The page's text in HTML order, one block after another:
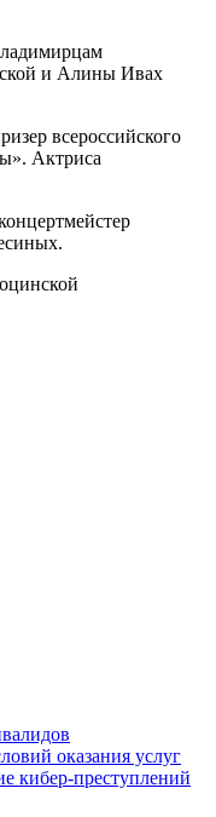
и Алины Ивах
всероссийского
Актриса
оказания услуг
кибер-преступлений